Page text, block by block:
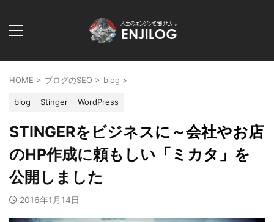
HOME > ブログのSEO > blog >
blog Stinger WordPress
STINGERをビジネスに～会社やお店
のHP作成に頼もしい「ミカタ」を
公開しました
2016年1月14日